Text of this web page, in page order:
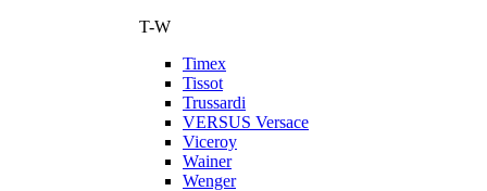
T-W
Timex
Tissot
Trussardi
VERSUS Versace
Viceroy
Wainer
Wenger